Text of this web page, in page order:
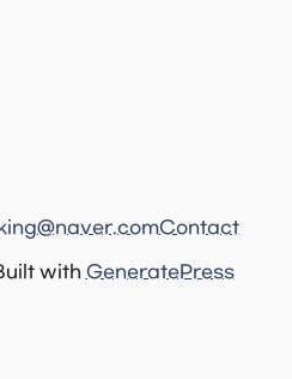
with GeneratePress
Contact